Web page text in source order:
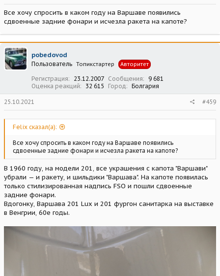
Все хочу спросить в каком году на Варшаве появились
сдвоенные задние фонари и исчезла ракета на капоте?
pobedovod
Пользователь Топикстартер Авторитет
Регистрация 23.12.2007 Сообщения
9 681
Оценка реакций
32 615 Город Болгария
25.10.2021 #459
Felix сказал(а):
Все хочу спросить в каком году на Варшаве появились
сдвоенные задние фонари и исчезла ракета на капоте?
В 1960 году, на модели 201, все украшения с капота "Варшави"
убрали — и ракету, и шильдики "Варшава". На капоте появилась
только стилизированная надпись FSO и пошли сдвоенные
задние фонари.
Вдогонку, Варшава 201 Lux и 201 фургон санитарка на выставке
в Венгрии, 60е годы.